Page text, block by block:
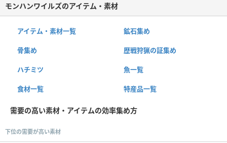
モンハンワイルズのアイテム・素材
アイテム・素材一覧 鉱石集め
骨集め 歴戦狩猟の証集め
ハチミツ 魚一覧
食材一覧 特産品一覧
需要の高い素材・アイテムの効率集め方
下位の需要が高い素材